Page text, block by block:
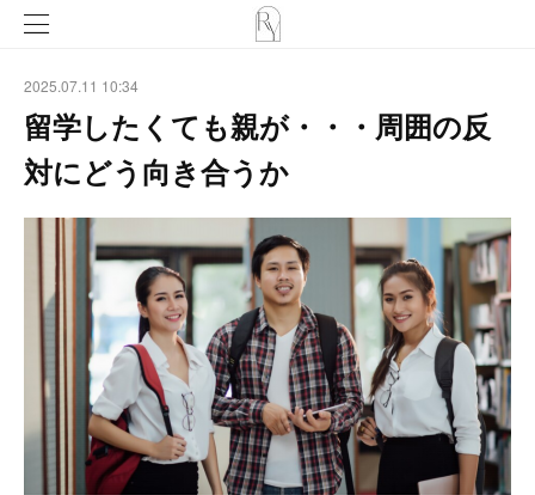
2025.07.11 10:34
留学したくても親が・・・周囲の反
対にどう向き合うか